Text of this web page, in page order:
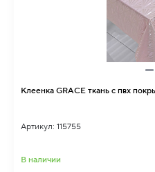
Клеенка GRACE ткань с пвх
Артикул: 115755
В наличии